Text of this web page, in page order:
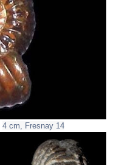
4 cm, Fresnay 14